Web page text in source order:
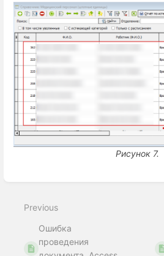
Рисунок 7.
mode
Previous
Ошибка
проведения